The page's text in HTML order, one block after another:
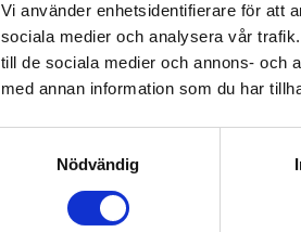
Vi använder enhetsidentifierare för att
sociala medier och analysera vår
till de sociala medier och annons- och
med annan information som du har
Nödvändig